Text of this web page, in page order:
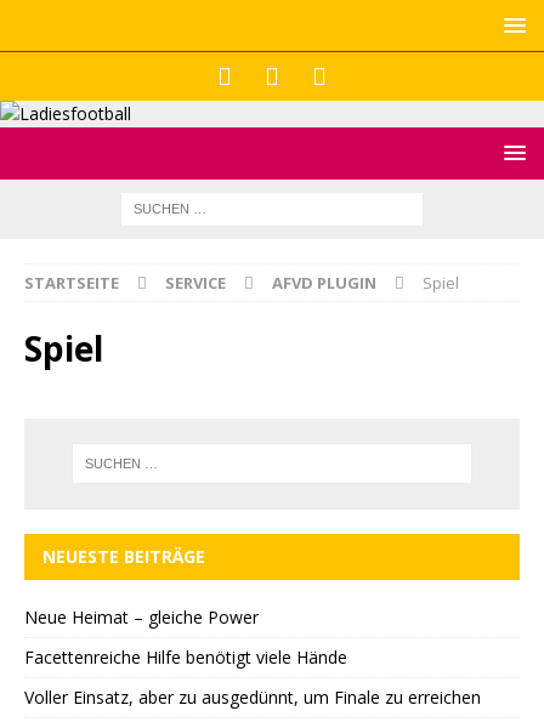
STARTSEITE SERVICE AFVD PLUGIN Spiel
Spiel
NEUESTE BEITRÄGE
Neue Heimat – gleiche Power
Facettenreiche Hilfe benötigt viele Hände
Voller Einsatz, aber zu ausgedünnt, um Finale zu erreichen